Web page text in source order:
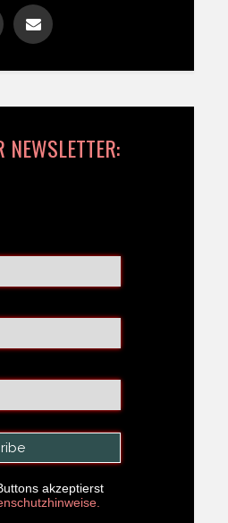
NEWSLETTER:
akzeptierst